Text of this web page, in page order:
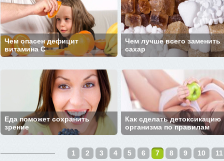
Чем опасен дефицит
витамина С
Чем лучше всего заменить
сахар
Еда поможет сохранить
зрение
Как сделать детоксикацию
организма по правилам
1 2 3 4 5 6 7 8 9 10 11